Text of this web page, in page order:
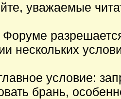
уважаемые
нескольких
условие:
брань,